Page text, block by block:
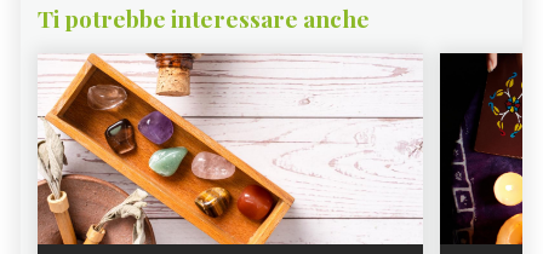
LIBRI DI NATUROPATIA LIBRI DI ERBORISTERIA
LIBRI DI ALIMENTAZIONE LIBRI DI CHIROPRATICA
LIBRI MEDICINA COMPLEMENTARE
Ti potrebbe interessare anche